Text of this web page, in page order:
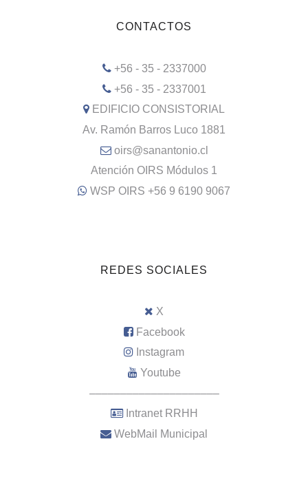
CONTACTOS
+56 - 35 - 2337000
+56 - 35 - 2337001
EDIFICIO CONSISTORIAL
Av. Ramón Barros Luco 1881
oirs@sanantonio.cl
Atención OIRS Módulos 1
WSP OIRS +56 9 6190 9067
REDES SOCIALES
X
Facebook
Instagram
Youtube
–––––––––––––––––––––
Intranet RRHH
WebMail Municipal